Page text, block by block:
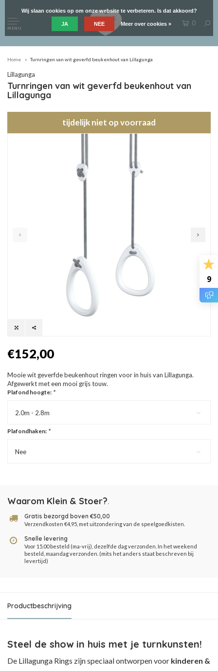
9
MENU
0
Home Turnringen van wit geverfd beukenhout van Lillagunga
Lillagunga
Turnringen van wit geverfd beukenhout van
Lillagunga
tijdelijk niet op voorraad
€152,00
Mooie wit geverfde beukenhout ringen voor in huis van Lillagunga.
Afgewerkt met een mooi grijs touw.
Plafond hoogte: *
2.0m - 2.8m
Plafondhaken: *
Nee
Waarom Klein & Stoer?.
Gratis bezorgd boven €50,00
Verzendkosten €4,95, met uitzondering van de speelgoedkisten.
Snelle levering
Voor 15.00 besteld (ma-vrij), dezelfde dag verzonden. In het weekend
besteld, maandag verzonden. (mits het anders staat beschreven bij
levertijd)
Productbeschrijving
Steel de show in huis met je turnkunsten!
De Lillagunga Rings zijn speciaal ontworpen voor kinderen &
Wij slaan cookies op om onze website te verbeteren. Is dat akkoord?
JA NEE Meer over cookies »